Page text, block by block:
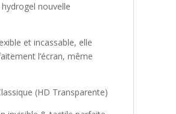
nouvelle
et incassable, elle
l’écran, même
(HD Transparente)